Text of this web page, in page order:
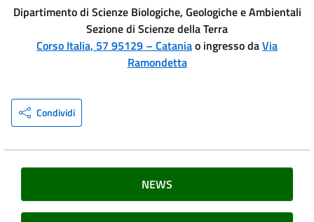
Dipartimento di Scienze Biologiche, Geologiche e Ambientali
Sezione di Scienze della Terra
Corso Italia, 57 95129 – Cataniao ingresso daVia
Ramondetta
Condividi
NEWS